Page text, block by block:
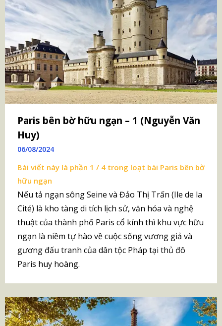
Paris bên bờ hữu ngạn – 1 (Nguyễn Văn
Huy)
06/08/2024
Bài viết này là phần 1 / 4 trong loạt bài Paris bên bờ
hữu ngạn
Nếu tả ngạn sông Seine và Đảo Thị Trấn (Ile de la
Cité) là kho tàng di tích lịch sử, văn hóa và nghệ
thuật của thành phố Paris cổ kính thì khu vực hữu
ngạn là niềm tự hào về cuộc sống vương giả và
gương đấu tranh của dân tộc Pháp tại thủ đô
Paris huy hoàng.